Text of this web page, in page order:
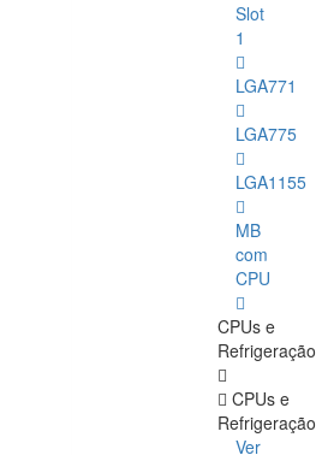
Slot
1
LGA771
LGA775
LGA1155
MB
com
CPU
CPUs e
Refrigeração
CPUs e
Refrigeração
Ver